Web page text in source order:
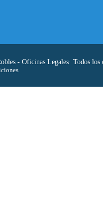
- Oficinas Legales· Todos los